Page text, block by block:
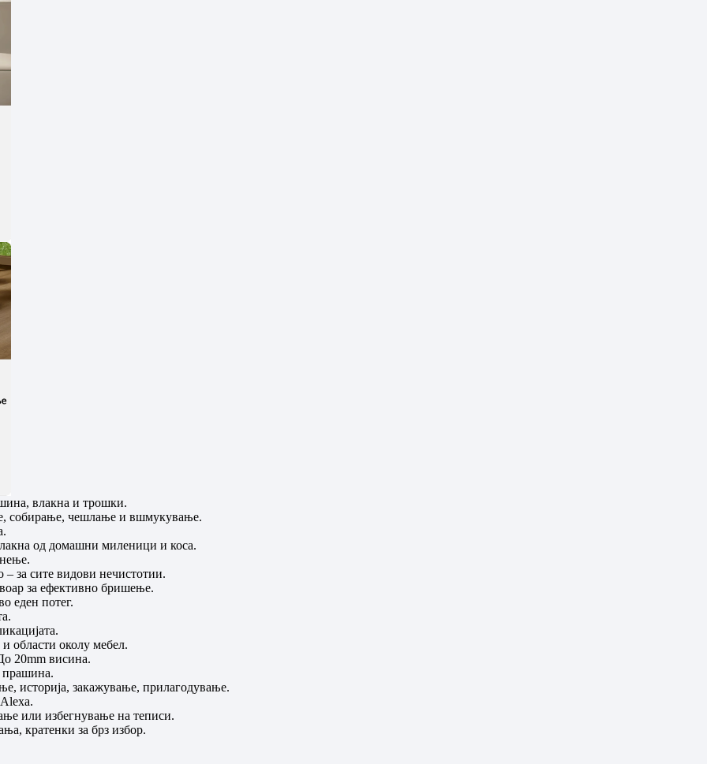
влакна и трошки.
собирање, чешлање и вшмукување.
од домашни миленици и коса.
за сите видови нечистотии.
за ефективно бришење.
еден потег.
области околу мебел.
20mm висина.
прашина.
историја, закажување, прилагодување.
или избегнување на теписи.
кратенки за брз избор.